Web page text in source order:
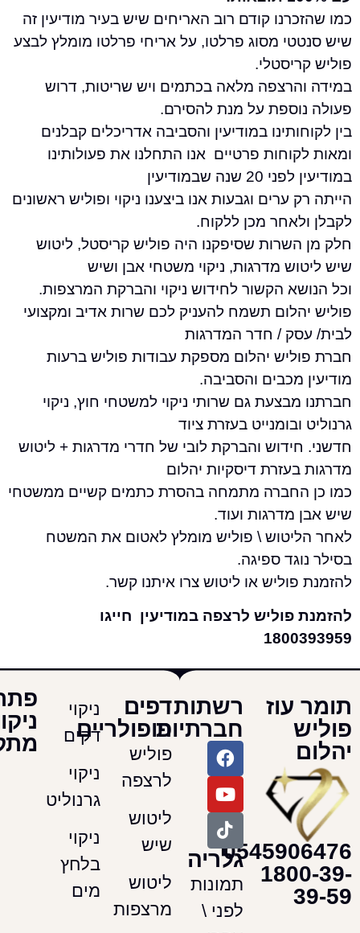
קודם רוב האריחים שיש בעיר מודיעין זה
מסוג פרלטו, על אריחי פרלטו מומלץ לבצע
מלאה בכתמים ויש שריטות, דרוש
על מנת להסירם.
במודיעין והסביבה אדריכלים קבלנים
פרטיים אנו התחלנו את פעולותינו
שבמודיעין
ערים וגבעות אנו ביצענו ניקוי ופוליש ראשונים
מכן ללקוח.
שסיפקנו היה פוליש קריסטל, ליטוש
מדרגות, ניקוי משטחי אבן ושיש
הקשור לחידוש ניקוי והברקת המרצפות.
תשמח להעניק לכם שרות אדיב ומקצועי
/ חדר המדרגות
יהלום מספקת עבודות פוליש ברעות
מכבים והסביבה.
גם שרותי ניקוי למשטחי חוץ, ניקוי
בעזרת ציוד
והברקת לובי של חדרי מדרגות + ליטוש
דיסקיות יהלום
מתמחה בהסרת כתמים קשיים ממשטחי
מדרגות ועוד.
\ פוליש מומלץ לאטום את המשטח
ספיגה.
או ליטוש צרו איתנו קשר.
לרצפה במודיעין חייגו
רשתות
חברתיות
גלריה
תמונות
לפני \
דפים
פופולריים
פוליש
לרצפה
ליטוש
שיש
ליטוש
מרצפות
ניקוי
דקים
ניקוי
ניקוי
מים
פתרונות
ניקוי
מתקדמים